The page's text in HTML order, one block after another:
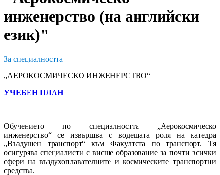
инженерство (на английски
език)"
За специалността
„АЕРОКОСМИЧЕСКО ИНЖЕНЕРСТВО“
УЧЕБЕН ПЛАН
Обучението по специалността „Аерокосмическо
инженерство“ се извършва с водещата роля на катедра
„Въздушен транспорт“ към Факултета по транспорт. Тя
осигурява специалисти с висше образование за почти всички
сфери на въздухоплавателните и космическите транспортни
средства.